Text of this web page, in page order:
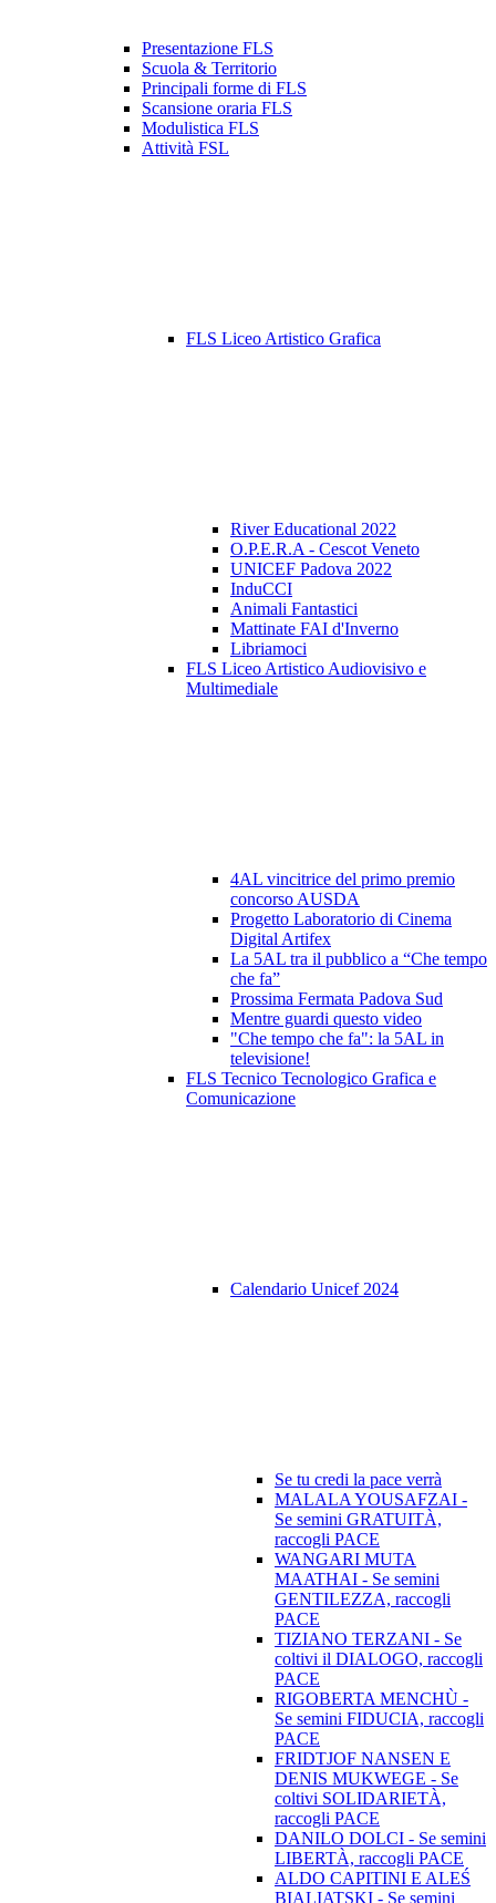
Presentazione FLS
Scuola & Territorio
Principali forme di FLS
Scansione oraria FLS
Modulistica FLS
Attività FSL
FLS Liceo Artistico Grafica
River Educational 2022
O.P.E.R.A - Cescot Veneto
UNICEF Padova 2022
InduCCI
Animali Fantastici
Mattinate FAI d'Inverno
Libriamoci
FLS Liceo Artistico Audiovisivo e
Multimediale
4AL vincitrice del primo premio
concorso AUSDA
Progetto Laboratorio di Cinema
Digital Artifex
La 5AL tra il pubblico a “Che tempo
che fa”
Prossima Fermata Padova Sud
Mentre guardi questo video
"Che tempo che fa": la 5AL in
televisione!
FLS Tecnico Tecnologico Grafica e
Comunicazione
Calendario Unicef 2024
Se tu credi la pace verrà
MALALA YOUSAFZAI -
Se semini GRATUITÀ,
raccogli PACE
WANGARI MUTA
MAATHAI - Se semini
GENTILEZZA, raccogli
PACE
TIZIANO TERZANI - Se
coltivi il DIALOGO, raccogli
PACE
RIGOBERTA MENCHÙ -
Se semini FIDUCIA, raccogli
PACE
FRIDTJOF NANSEN E
DENIS MUKWEGE - Se
coltivi SOLIDARIETÀ,
raccogli PACE
DANILO DOLCI - Se semini
LIBERTÀ, raccogli PACE
ALDO CAPITINI E ALEŚ
BIALIATSKI - Se semini